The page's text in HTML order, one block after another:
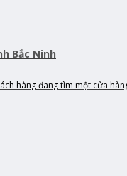
Bắc Ninh
hàng đang tìm một cửa